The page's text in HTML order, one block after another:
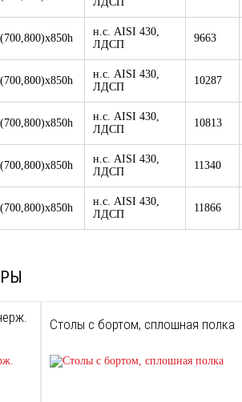
н.с. AISI 430,
ЛДСП
9663
н.с. AISI 430,
ЛДСП
10287
н.с. AISI 430,
ЛДСП
10813
н.с. AISI 430,
ЛДСП
11340
н.с. AISI 430,
ЛДСП
11866
Столы с бортом, сплошная полка